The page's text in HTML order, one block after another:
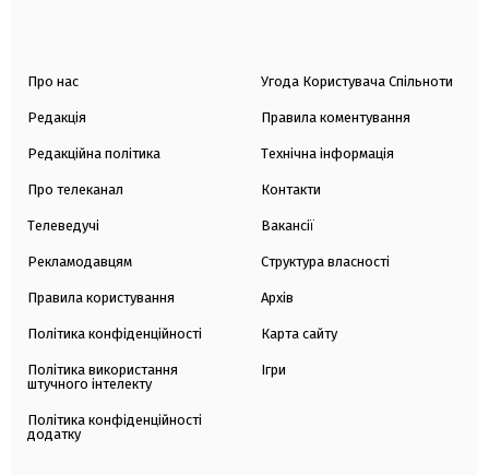
Про нас
Редакція
Редакційна політика
Про телеканал
Телеведучі
Рекламодавцям
Правила користування
Політика конфіденційності
Політика використання
штучного інтелекту
Політика конфіденційності
додатку
Угода Користувача Спільноти
Правила коментування
Технічна інформація
Контакти
Вакансії
Структура власності
Архів
Карта сайту
Ігри